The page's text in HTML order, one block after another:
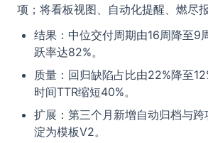
项；将看板视图、自动化提醒、燃尽
结果：中位交付周期由16周降至9
跃率达82%。
质量：回归缺陷占比由22%降至
时间TTR缩短40%。
扩展：第三个月新增自动归档与
淀为模板V2。